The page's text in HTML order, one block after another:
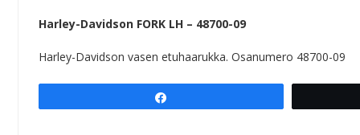
Harley-Davidson FORK LH – 48700-09
Harley-Davidson vasen etuhaarukka. Osanumero 48700-09